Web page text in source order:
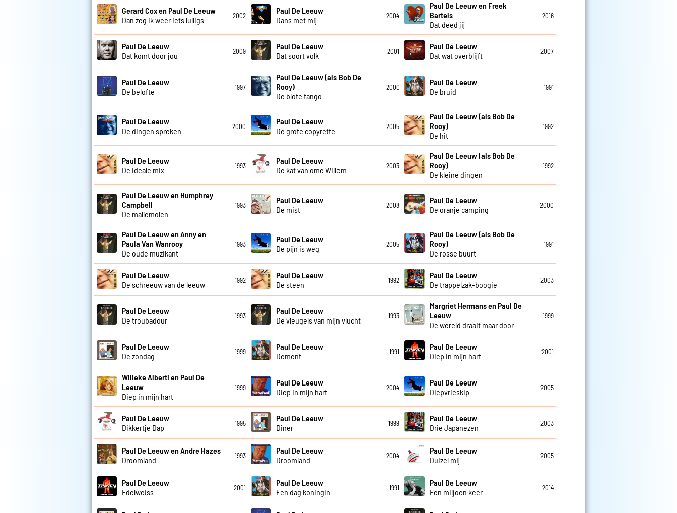
Gerard Cox en Paul De Leeuw
Dan zeg ik weer iets lulligs
2002
Paul De Leeuw
Dans met mij
2004
Paul De Leeuw en Freek
Bartels
Dat deed jij
2016
Paul De Leeuw
Dat komt door jou
2009
Paul De Leeuw
Dat soort volk
2001
Paul De Leeuw
Dat wat overblijft
2007
Paul De Leeuw
De belofte
1997
Paul De Leeuw (als Bob De
Rooy)
De blote tango
2000
Paul De Leeuw
De bruid
1991
Paul De Leeuw
De dingen spreken
2000
Paul De Leeuw
De grote copyrette
2005
Paul De Leeuw (als Bob De
Rooy)
De hit
1992
Paul De Leeuw
De ideale mix
1993
Paul De Leeuw
De kat van ome Willem
2003
Paul De Leeuw (als Bob De
Rooy)
De kleine dingen
1992
Paul De Leeuw en Humphrey
Campbell
De mallemolen
1993
Paul De Leeuw
De mist
2008
Paul De Leeuw
De oranje camping
2000
Paul De Leeuw en Anny en
Paula Van Wanrooy
De oude muzikant
1993
Paul De Leeuw
De pijn is weg
2005
Paul De Leeuw (als Bob De
Rooy)
De rosse buurt
1991
Paul De Leeuw
De schreeuw van de leeuw
1992
Paul De Leeuw
De steen
1992
Paul De Leeuw
De trappelzak-boogie
2003
Paul De Leeuw
De troubadour
1993
Paul De Leeuw
De vleugels van mijn vlucht
1993
Margriet Hermans en Paul De
Leeuw
De wereld draait maar door
1999
Paul De Leeuw
De zondag
1999
Paul De Leeuw
Dement
1991
Paul De Leeuw
Diep in mijn hart
2001
Willeke Alberti en Paul De
Leeuw
Diep in mijn hart
1999
Paul De Leeuw
Diep in mijn hart
2004
Paul De Leeuw
Diepvrieskip
2005
Paul De Leeuw
Dikkertje Dap
1995
Paul De Leeuw
Diner
1999
Paul De Leeuw
Drie Japanezen
2003
Paul De Leeuw en Andre Hazes
Droomland
1993
Paul De Leeuw
Droomland
2004
Paul De Leeuw
Duizel mij
2005
Paul De Leeuw
Edelweiss
2001
Paul De Leeuw
Een dag koningin
1991
Paul De Leeuw
Een miljoen keer
2014